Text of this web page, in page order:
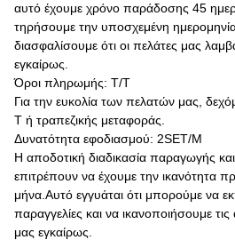
αυτό έχουμε χρόνο παράδοσης 45
τηρήσουμε την υποσχεμένη
διασφαλίσουμε ότι οι πελάτες μας
εγκαίρως.
Όροι πληρωμής: T/T
Για την ευκολία των πελατών μας,
T ή τραπεζικής μεταφοράς.
Δυνατότητα εφοδιασμού: 2SET/M
Η αποδοτική διαδικασία παραγωγής
επιτρέπουν να έχουμε την ικανότητα
μήνα.Αυτό εγγυάται ότι μπορούμε να
παραγγελίες και να ικανοποιήσουμε
μας εγκαίρως.